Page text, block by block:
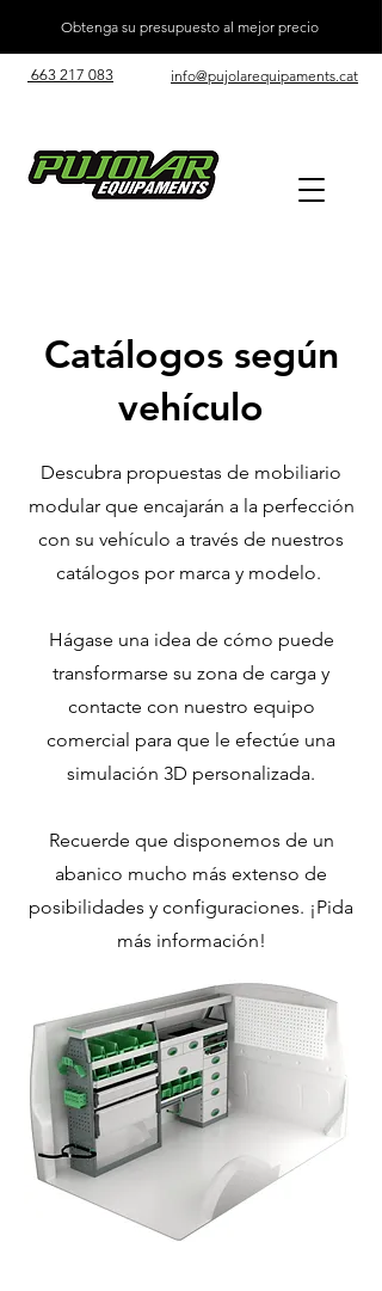
Obtenga su presupuesto al mejor precio
663 217 083 info@pujolarequipaments.cat
Catálogos según
vehículo
Descubra propuestas de mobiliario
modular que encajarán a la perfección
con su vehículo a través de nuestros
catálogos por marca y modelo.
Hágase una idea de cómo puede
transformarse su zona de carga y
contacte con nuestro equipo
comercial para que le efectúe una
simulación 3D personalizada.
Recuerde que disponemos de un
abanico mucho más extenso de
posibilidades y configuraciones. ¡Pida
más información!